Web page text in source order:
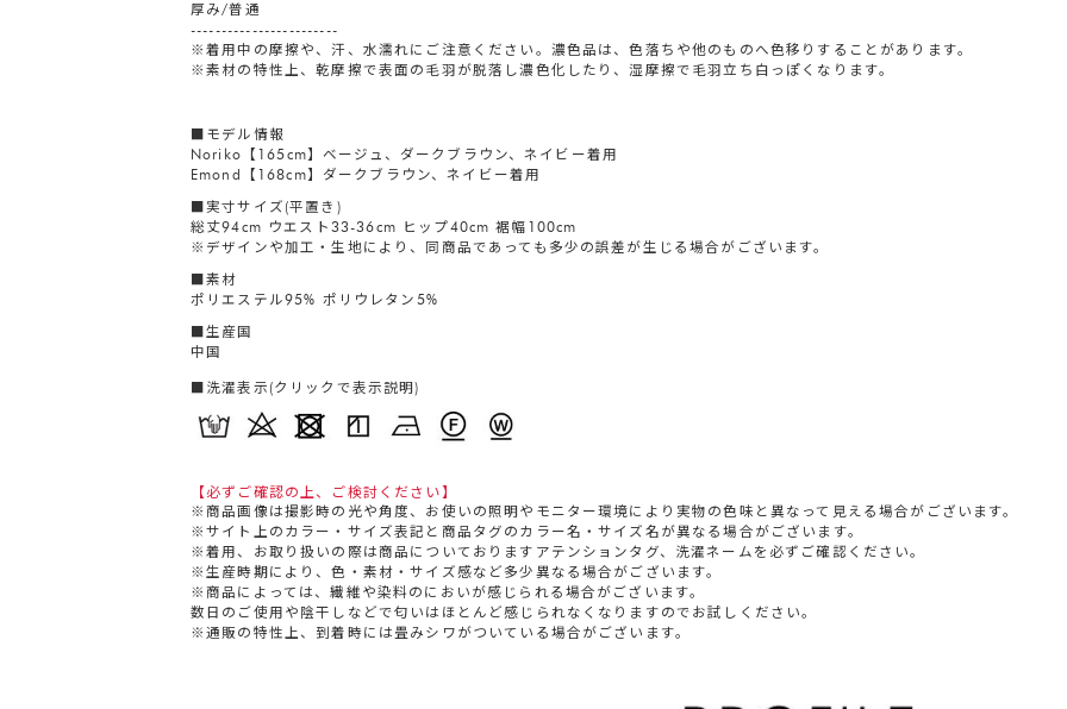
厚み/普通
------------------------
※着用中の摩擦や、汗、水濡れにご注意ください。濃色品は、色落ちや他のものへ色移りすることがあります。
※素材の特性上、乾摩擦で表面の毛羽が脱落し濃色化したり、湿摩擦で毛羽立ち白っぽくなります。
■モデル情報
Noriko【165cm】ベージュ、ダークブラウン、ネイビー着用
Emond【168cm】ダークブラウン、ネイビー着用
■実寸サイズ(平置き)
総丈94cm ウエスト33-36cm ヒップ40cm 裾幅100cm
※デザインや加工・生地により、同商品であっても多少の誤差が生じる場合がございます。
■素材
ポリエステル95% ポリウレタン5%
■生産国
中国
■洗濯表示(クリックで表示説明)
【必ずご確認の上、ご検討ください】
※商品画像は撮影時の光や角度、お使いの照明やモニター環境により実物の色味と異なって見える場合がございます。
※サイト上のカラー・サイズ表記と商品タグのカラー名・サイズ名が異なる場合がございます。
※着用、お取り扱いの際は商品についておりますアテンションタグ、洗濯ネームを必ずご確認ください。
※生産時期により、色・素材・サイズ感など多少異なる場合がございます。
※商品によっては、繊維や染料のにおいが感じられる場合がございます。
数日のご使用や陰干しなどで匂いはほとんど感じられなくなりますのでお試しください。
※通販の特性上、到着時には畳みシワがついている場合がございます。